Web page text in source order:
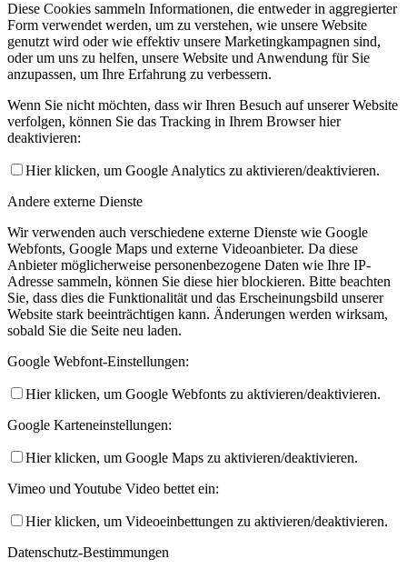
Diese Cookies sammeln Informationen, die entweder in aggregierter
Form verwendet werden, um zu verstehen, wie unsere Website
genutzt wird oder wie effektiv unsere Marketingkampagnen sind,
oder um uns zu helfen, unsere Website und Anwendung für Sie
anzupassen, um Ihre Erfahrung zu verbessern.
Wenn Sie nicht möchten, dass wir Ihren Besuch auf unserer Website
verfolgen, können Sie das Tracking in Ihrem Browser hier
deaktivieren:
Hier klicken, um Google Analytics zu aktivieren/deaktivieren.
Andere externe Dienste
Wir verwenden auch verschiedene externe Dienste wie Google
Webfonts, Google Maps und externe Videoanbieter. Da diese
Anbieter möglicherweise personenbezogene Daten wie Ihre IP-
Adresse sammeln, können Sie diese hier blockieren. Bitte beachten
Sie, dass dies die Funktionalität und das Erscheinungsbild unserer
Website stark beeinträchtigen kann. Änderungen werden wirksam,
sobald Sie die Seite neu laden.
Google Webfont-Einstellungen:
Hier klicken, um Google Webfonts zu aktivieren/deaktivieren.
Google Karteneinstellungen:
Hier klicken, um Google Maps zu aktivieren/deaktivieren.
Vimeo und Youtube Video bettet ein:
Hier klicken, um Videoeinbettungen zu aktivieren/deaktivieren.
Datenschutz-Bestimmungen